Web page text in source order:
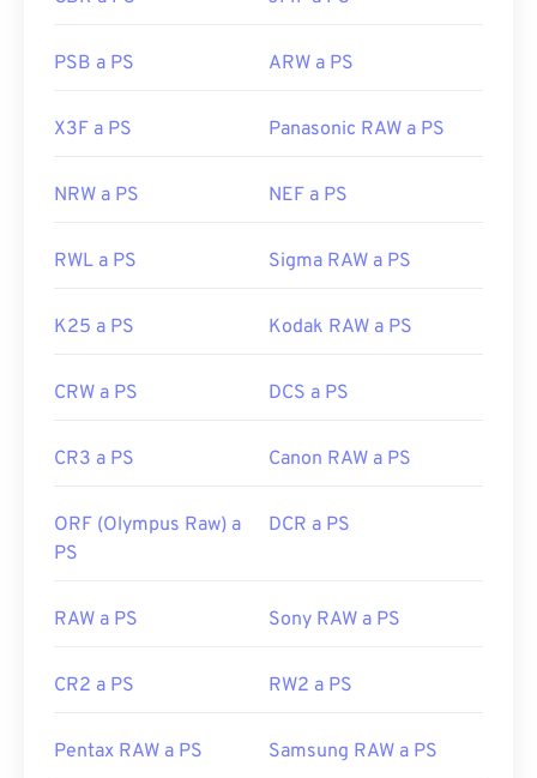
PSB a PS ARW a PS
X3F a PS Panasonic RAW a PS
NRW a PS NEF a PS
RWL a PS Sigma RAW a PS
K25 a PS Kodak RAW a PS
CRW a PS DCS a PS
CR3 a PS Canon RAW a PS
ORF (Olympus Raw) a
PS
DCR a PS
RAW a PS Sony RAW a PS
CR2 a PS RW2 a PS
Pentax RAW a PS Samsung RAW a PS